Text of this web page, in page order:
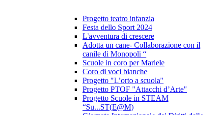
Progetto teatro infanzia
Festa dello Sport 2024
L'avventura di crescere
Adotta un cane- Collaborazione con il
canile di Monopoli “
Scuole in coro per Mariele
Coro di voci bianche
Progetto "L’orto a scuola"
Progetto PTOF "Attacchi d’Arte"
Progetto Scuole in STEAM
“Su...ST(E@M)